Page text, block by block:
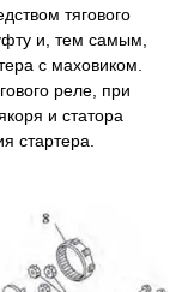
тягового
и, тем самым,
с маховиком.
реле, при
и статора
стартера.